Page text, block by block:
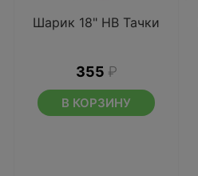
Шарик 18" HB Тачки
355 ₽
В КОРЗИНУ